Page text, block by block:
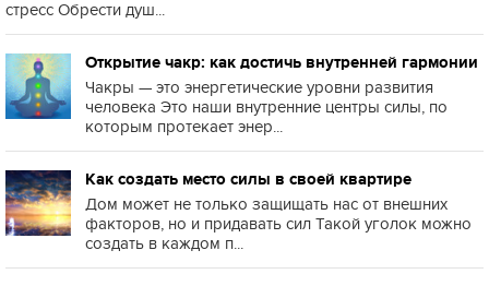
стресс Обрести душ...
Открытие чакр: как достичь внутренней гармонии
Чакры — это энергетические уровни развития
человека Это наши внутренние центры силы, по
которым протекает энер...
Как создать место силы в своей квартире
Дом может не только защищать нас от внешних
факторов, но и придавать сил Такой уголок можно
создать в каждом п...